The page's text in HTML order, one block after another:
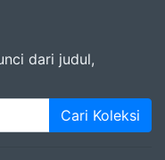
dari judul,
Cari Koleksi